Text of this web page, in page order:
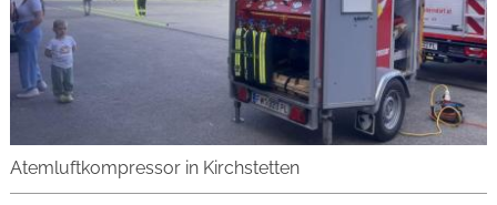
Atemluftkompressor in Kirchstetten